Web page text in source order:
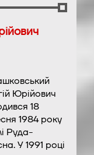
Юрійович
18
1984 року
Руда-
У 1991 році